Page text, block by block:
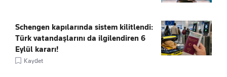
Schengen kapılarında sistem kilitlendi:
Türk vatandaşlarını da ilgilendiren 6
Eylül kararı!
Kaydet